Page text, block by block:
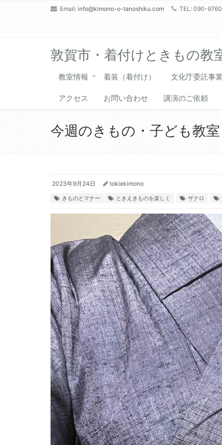
Email: info@kimono-o-tanoshiku.com TEL: 090-
敦賀市・着付けときもの
教室情報 着装（着付け） 文化庁委託事
アクセス お問い合わせ 講演のご依頼
今週のきもの・子ども教室
2023年9月24日 tokiekimono
きものとマナー ときえきものを楽しく ザクロ